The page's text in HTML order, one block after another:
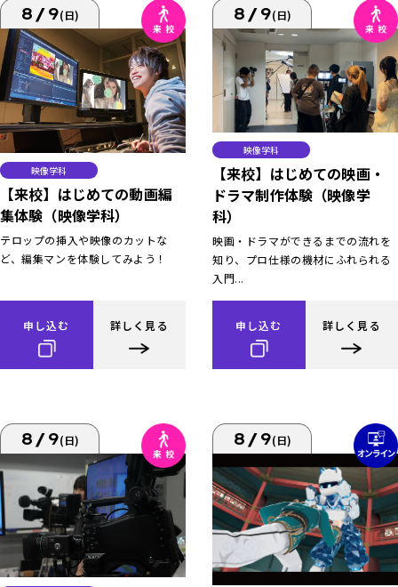
8/9(日)
映像学科
【来校】はじめての動画編
集体験（映像学科）
テロップの挿入や映像のカットな
ど、編集マンを体験してみよう！
申し込む 詳しく見る
8/9(日)
映像学科
【来校】はじめての映画・
ドラマ制作体験（映像学
科）
映画・ドラマができるまでの流れを
知り、プロ仕様の機材にふれられる
入門...
申し込む 詳しく見る
8/9(日) 8/9(日)